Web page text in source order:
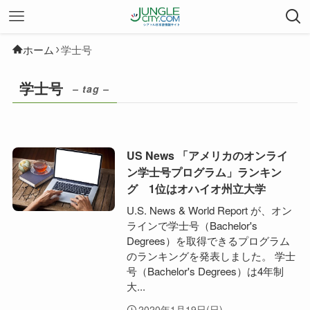
ホーム 学士号
学士号 – tag –
US News 「アメリカのオンライ
ン学士号プログラム」ランキン
グ 1位はオハイオ州立大学
U.S. News & World Report が、オン
ラインで学士号（Bachelor's
Degrees）を取得できるプログラム
のランキングを発表しました。 学士
号（Bachelor's Degrees）は4年制
大...